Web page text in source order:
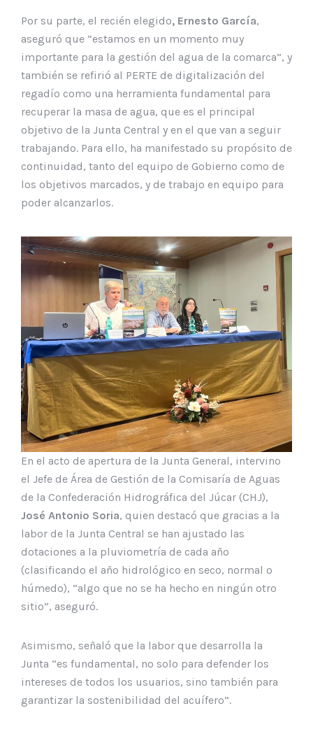
Por su parte, el recién elegido, Ernesto García,
aseguró que “estamos en un momento muy
importante para la gestión del agua de la comarca”, y
también se refirió al PERTE de digitalización del
regadío como una herramienta fundamental para
recuperar la masa de agua, que es el principal
objetivo de la Junta Central y en el que van a seguir
trabajando. Para ello, ha manifestado su propósito de
continuidad, tanto del equipo de Gobierno como de
los objetivos marcados, y de trabajo en equipo para
poder alcanzarlos.
En el acto de apertura de la Junta General, intervino
el Jefe de Área de Gestión de la Comisaría de Aguas
de la Confederación Hidrográfica del Júcar (CHJ),
José Antonio Soria, quien destacó que gracias a la
labor de la Junta Central se han ajustado las
dotaciones a la pluviometría de cada año
(clasificando el año hidrológico en seco, normal o
húmedo), “algo que no se ha hecho en ningún otro
sitio”, aseguró.
Asimismo, señaló que la labor que desarrolla la
Junta “es fundamental, no solo para defender los
intereses de todos los usuarios, sino también para
garantizar la sostenibilidad del acuífero”.